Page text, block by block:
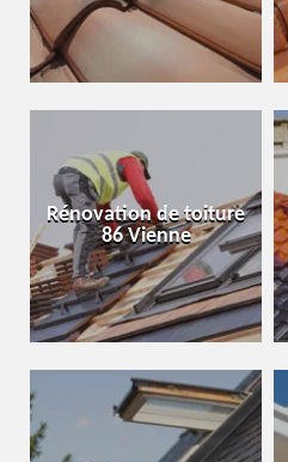
Rénovation de toiture
86 Vienne